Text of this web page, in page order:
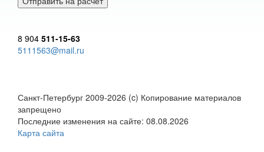
8 904 511-15-63
5111563@mail.ru
Санкт-Петербург 2009-2026 (c) Копирование материалов
запрещено
Последние изменения на сайте: 08.08.2026
Карта сайта